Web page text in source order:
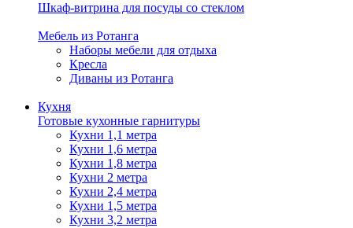
Шкаф-витрина для посуды со стеклом
Мебель из Ротанга
Наборы мебели для отдыха
Кресла
Диваны из Ротанга
Кухня
Готовые кухонные гарнитуры
Кухни 1,1 метра
Кухни 1,6 метра
Кухни 1,8 метра
Кухни 2 метра
Кухни 2,4 метра
Кухни 1,5 метра
Кухни 3,2 метра